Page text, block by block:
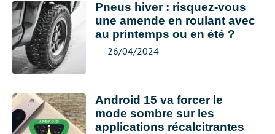
Pneus hiver : risquez-vous
une amende en roulant avec
au printemps ou en été ?
26/04/2024
Android 15 va forcer le
mode sombre sur les
applications récalcitrantes